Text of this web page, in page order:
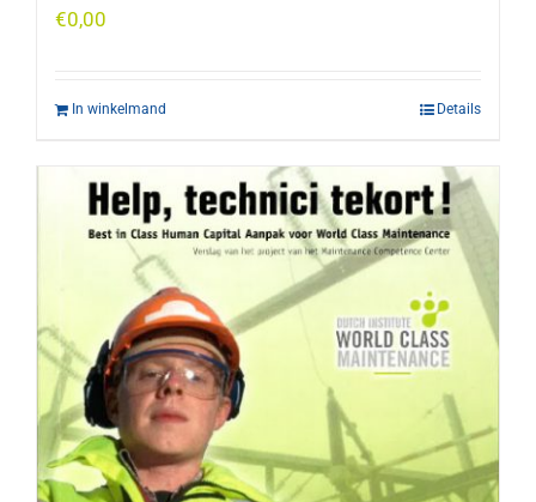
€0,00
In winkelmand Details